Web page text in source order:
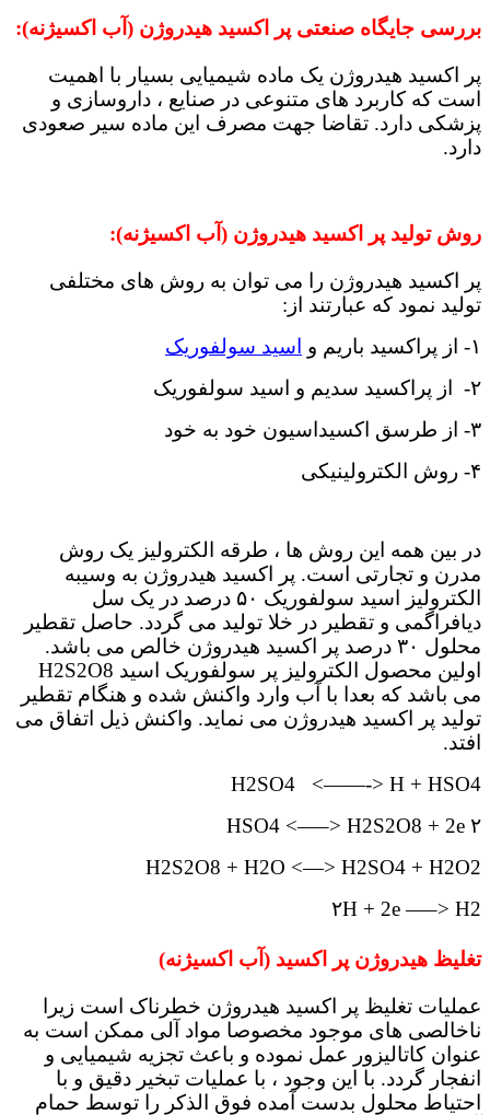
بررسی جایگاه صنعتی پر اکسید هیدروژن (آب اکسیژنه):
پر اکسید هیدروژن یک ماده شیمیایی بسیار با اهمیت
است که کاربرد های متنوعی در صنایع ، داروسازی و
پزشکی دارد. تقاضا جهت مصرف این ماده سیر صعودی
دارد.
روش تولید پر اکسید هیدروژن (آب اکسیژنه):
پر اکسید هیدروژن را می توان به روش های مختلفی
تولید نمود که عبارتند از:
۱- از پراکسید باریم و
اسید سولفوریک
۲- از پراکسید سدیم و اسید سولفوریک
۳- از طرسق اکسیداسیون خود به خود
۴- روش الکترولینیکی
در بین همه این روش ها ، طرقه الکترولیز یک روش
مدرن و تجارتی است. پر اکسید هیدروژن به وسیبه
الکترولیز اسید سولفوریک ۵۰ درصد در یک سل
دیافراگمی و تقطیر در خلا تولید می گردد. حاصل تقطیر
محلول ۳۰ درصد پر اکسید هیدروژن خالص می باشد.
اولین محصول الکترولیز پر سولفوریک اسید H2S2O8
می باشد که بعدا با آب وارد واکنش شده و هنگام تقطیر
تولید پر اکسید هیدروژن می نماید. واکنش ذیل اتفاق می
افتد.
H2SO4 <——-> H + HSO4
۲ HSO4 <—–> H2S2O8 + 2e
H2S2O8 + H2O <—> H2SO4 + H2O2
۲H + 2e —–> H2
تغلیظ هیدروژن پر اکسید (آب اکسیژنه)
عملیات تغلیظ پر اکسید هیدروژن خطرناک است زیرا
ناخالصی های موجود مخصوصا مواد آلی ممکن است به
عنوان کاتالیزور عمل نموده و باعث تجزیه شیمیایی و
انفجار گردد. با این وجود ، با عملیات تبخیر دقیق و با
احتیاط محلول بدست آمده فوق الذکر را توسط حمام